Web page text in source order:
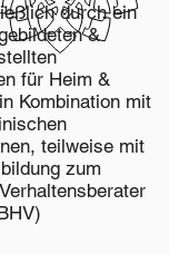
durch ein
&
für Heim &
Kombination mit
teilweise mit
zum